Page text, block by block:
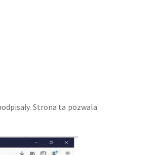
Strona ta pozwala